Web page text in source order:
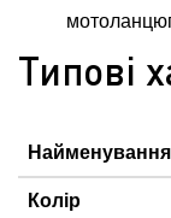
Типові
Найменування
Колір